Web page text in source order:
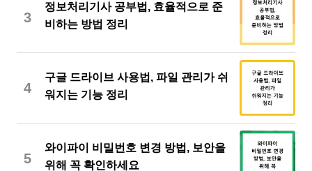
3
정보처리기사 공부법, 효율적으로 준
비하는 방법 정리
4
구글 드라이브 사용법, 파일 관리가 쉬
워지는 기능 정리
5
와이파이 비밀번호 변경 방법, 보안을
위해 꼭 확인하세요